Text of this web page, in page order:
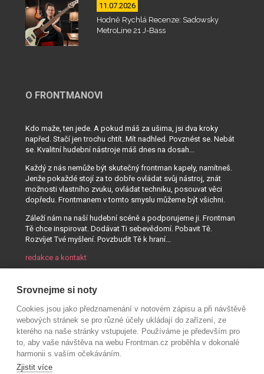
11.07.2026
Hodně Rychlá Recenze: Sadowsky
MetroLine 21 J-Bass
O FRONTMANOVI
Kdo maže, ten jede. A pokud máš za ušima, jsi dva kroky
napřed. Stačí jen trochu chtít. Mít nadhled. Povznést se. Nebát
se. Kvalitní hudební nástroje máš dnes na dosah...
Každý z nás nemůže být skutečný frontman kapely, namítneš.
Jenže pokaždé stojí za to dobře ovládat svůj nástroj, znát
možnosti vlastního zvuku, ovládat techniku, posouvat věci
dopředu. Frontmanem v tomto smyslu můžeme být všichni.
Záleží nám na naší hudební scéně a podporujeme ji. Frontman
Tě chce inspirovat. Dodávat Ti sebevědomí. Pobavit Tě.
Rozvíjet Tvé myšlení. Povzbudit Tě k hraní...
redakce a kontakt
Srovnejme si noty
Cookies jsou jako předznamenání v notovém zápisu a při návštěvě
webových stránek se pro různé účely ukládají do zařízení, ze
kterého na naše stránky vstupujete. Používáme je především pro
to, aby vaše návštěva na webu Frontman.cz proběhla v dokonalé
harmonii s vaším očekáváním.
Zjistit více